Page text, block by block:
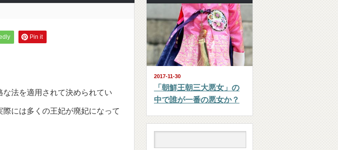
Pin it
法を適用されて決められてい
には多くの王妃が廃妃になって
2017-11-30
「朝鮮王朝三大悪女」の
中で誰が一番の悪女か？